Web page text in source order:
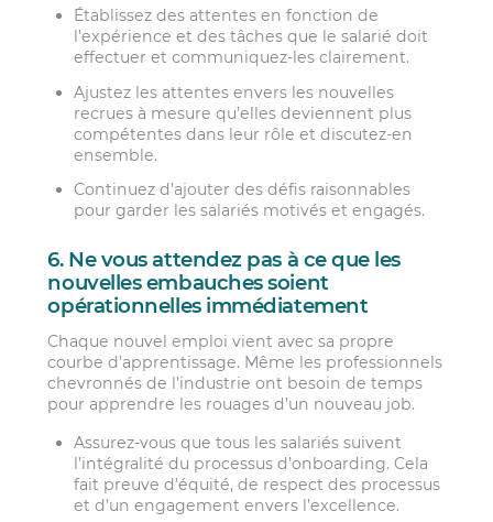
Établissez des attentes en fonction de
l’expérience et des tâches que le salarié doit
effectuer et communiquez-les clairement.
Ajustez les attentes envers les nouvelles
recrues à mesure qu’elles deviennent plus
compétentes dans leur rôle et discutez-en
ensemble.
Continuez d’ajouter des défis raisonnables
pour garder les salariés motivés et engagés.
6. Ne vous attendez pas à ce que les
nouvelles embauches soient
opérationnelles immédiatement
Chaque nouvel emploi vient avec sa propre
courbe d’apprentissage. Même les professionnels
chevronnés de l’industrie ont besoin de temps
pour apprendre les rouages d’un nouveau job.
Assurez-vous que tous les salariés suivent
l’intégralité du processus d’onboarding. Cela
fait preuve d’équité, de respect des processus
et d’un engagement envers l’excellence.